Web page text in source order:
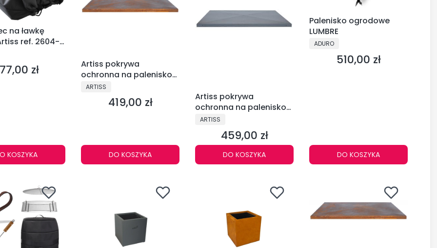
na ławkę
ref. 2604-
zł
KOSZYKA
Artiss pokrywa
ochronna na palenisko
corten Q1 ref. 2608-33
PRODUCENT
ARTISS
Cena
419,00 zł
DO KOSZYKA
Artiss pokrywa
ochronna na palenisko
grafit Q1 ref. 2608-34
PRODUCENT
ARTISS
Cena
459,00 zł
DO KOSZYKA
Palenisko ogrodowe
LUMBRE
PRODUCENT
ADURO
Cena
510,00 zł
DO KOSZYKA